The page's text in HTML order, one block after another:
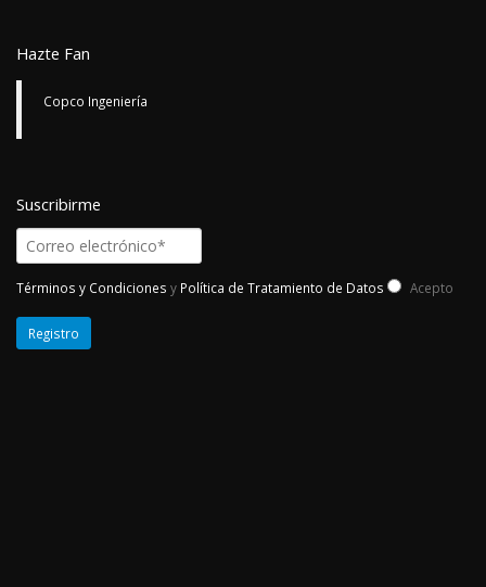
Hazte Fan
Copco Ingeniería
Suscribirme
Términos y Condiciones y Política de Tratamiento de Datos Acepto